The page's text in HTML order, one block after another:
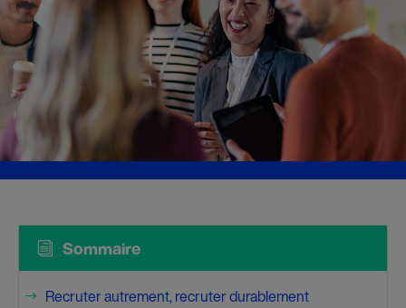
i Sommaire
$ Recruter autrement, recruter durablement